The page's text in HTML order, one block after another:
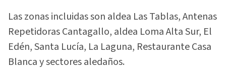
Las zonas incluidas son aldea Las Tablas, Antenas
Repetidoras Cantagallo, aldea Loma Alta Sur, El
Edén, Santa Lucía, La Laguna, Restaurante Casa
Blanca y sectores aledaños.